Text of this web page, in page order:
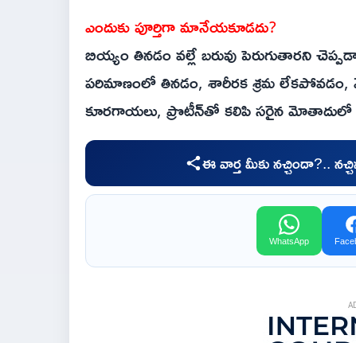
ఎందుకు పూర్తిగా మానేయకూడదు?
బియ్యం తినడం వల్లే బరువు పెరుగుతారని
పరిమాణంలో తినడం, శారీరక శ్రమ లేకపోవడం,
కూరగాయలు, ప్రొటీన్‌తో కలిపి సరైన మోతాదులో
ఈ వార్త మీకు నచ్చిందా?..
WhatsApp